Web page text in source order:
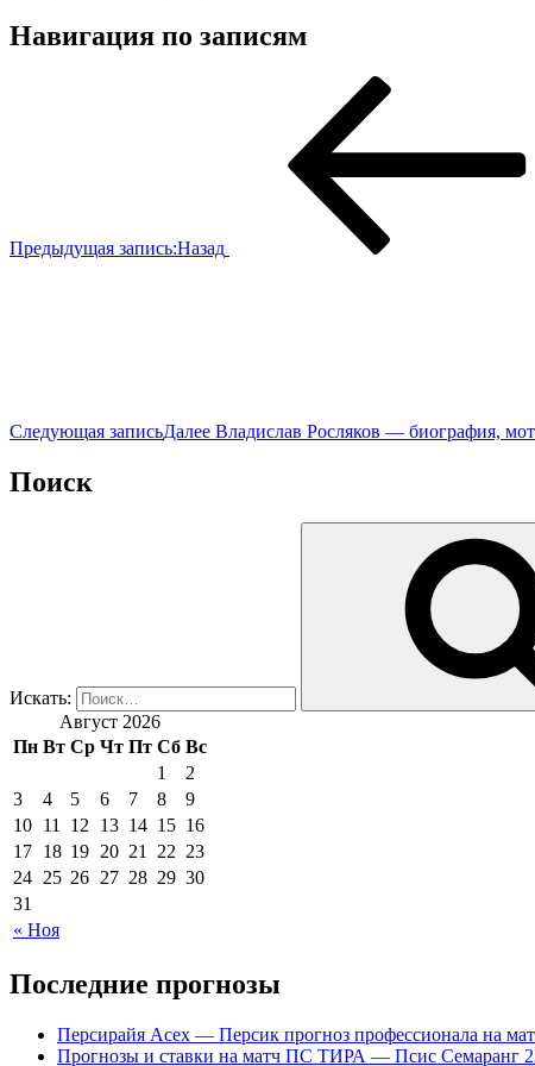
Навигация по записям
Предыдущая запись:Назад
Следующая записьДалее Владислав Росляков — биография,
Поиск
Искать:
Август 2026
Пн Вт Ср Чт Пт Сб Вс
« Ноя
1
2
3
4 5 6 7 8
9
10 11 12 13 14 15 16
17 18 19 20 21 22 23
24 25 26 27 28 29 30
31
Последние прогнозы
Персирайя Асех — Персик прогноз профессионала на
Прогнозы и ставки на матч ПС ТИРА — Псис Семаранг